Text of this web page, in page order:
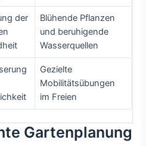
der
Blühende Pflanzen
und beruhigende
Wasserquellen
Gezielte
Mobilitätsübungen
im Freien
Gartenplanung